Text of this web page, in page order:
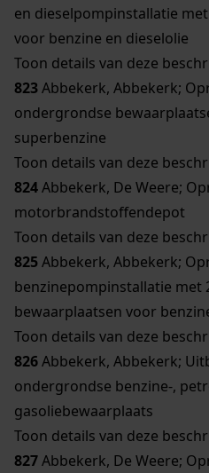
en dieselpompinstallatie
voor benzine en dieselolie
Toon details van deze
823Abbekerk, Abbekerk;
ondergrondse
superbenzine
Toon details van deze
824Abbekerk, De Weere;
motorbrandstoffendepot
Toon details van deze
825Abbekerk, Abbekerk;
benzinepompinstallatie met
bewaarplaatsen voor
Toon details van deze
826Abbekerk, Abbekerk;
ondergrondse benzine-,
gasoliebewaarplaats
Toon details van deze
827Abbekerk, De Weere;